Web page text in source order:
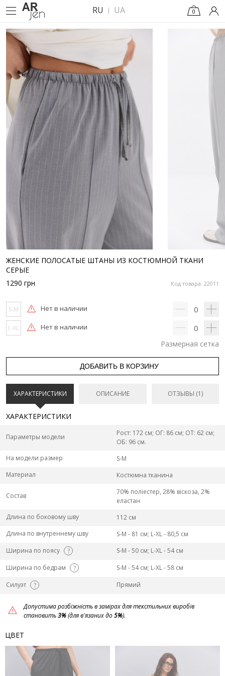
RU UA 0
ЖЕНСКИЕ ПОЛОСАТЫЕ ШТАНЫ ИЗ КОСТЮМНОЙ ТКАНИ
СЕРЫЕ
Код товара: 22011
1290 грн
S-M Нет в наличии 0
L-XL Нет в наличии 0
Размерная сетка
ДОБАВИТЬ В КОРЗИНУ
ХАРАКТЕРИСТИКИ ОПИСАНИЕ ОТЗЫВЫ (1)
ХАРАКТЕРИСТИКИ
Параметры модели
Рост: 172 см; ОГ: 86 см; ОТ: 62 см;
ОБ: 96 см.
На модели размер
S-M
Материал
Костюмна тканина
Состав
70% поліестер, 28% віскоза, 2%
еластан
Длина по боковому шву
112 см
Длина по внутреннему шву
S-M - 81 см; L-ХL - 80,5 см
Ширина по поясу
?
S-M - 50 см; L-ХL - 54 см
Ширина по бедрам
?
S-M - 54 см; L-ХL - 58 см
Силуэт
? Прямий
Допустима розбіжність в замірах для текстильних виробів
становить3%(для в'язаних до5%).
ЦВЕТ